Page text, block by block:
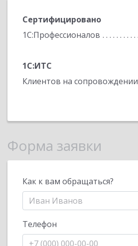
Сертифицировано
1С:Профессионалов
1С:ИТС
Клиентов на сопровождении
Форма заявки
Как к вам обращаться?
Телефон